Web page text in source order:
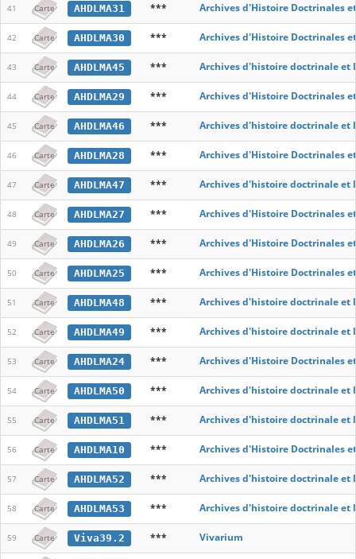
41 Carte AHDLMA31 *** Archives d'Histoire Doctrinales
42 Carte AHDLMA30 *** Archives d'Histoire Doctrinales
43 Carte AHDLMA45 *** Archives d'histoire doctrinale et
44 Carte AHDLMA29 *** Archives d'Histoire Doctrinales
45 Carte AHDLMA46 *** Archives d'histoire doctrinale et
46 Carte AHDLMA28 *** Archives d'Histoire Doctrinales
47 Carte AHDLMA47 *** Archives d'histoire doctrinale et
48 Carte AHDLMA27 *** Archives d'Histoire Doctrinales
49 Carte AHDLMA26 *** Archives d'Histoire Doctrinales
50 Carte AHDLMA25 *** Archives d'Histoire Doctrinales
51 Carte AHDLMA48 *** Archives d'histoire doctrinale et
52 Carte AHDLMA49 *** Archives d'histoire doctrinale et
53 Carte AHDLMA24 *** Archives d'Histoire Doctrinales
54 Carte AHDLMA50 *** Archives d'histoire doctrinale et
55 Carte AHDLMA51 *** Archives d'histoire doctrinale et
56 Carte AHDLMA10 *** Archives d'Histoire Doctrinales
57 Carte AHDLMA52 *** Archives d'histoire doctrinale et
58 Carte AHDLMA53 *** Archives d'histoire doctrinale et
59 Carte Viva39.2 *** Vivarium